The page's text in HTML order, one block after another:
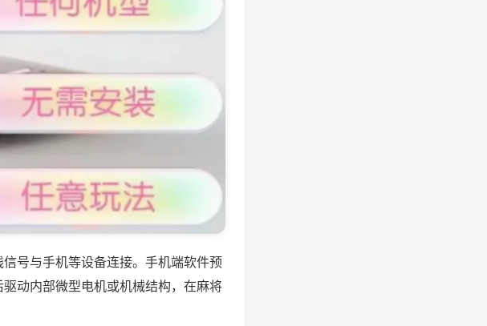
号与手机等设备连接。手机端软件预
动内部微型电机或机械结构，在麻将